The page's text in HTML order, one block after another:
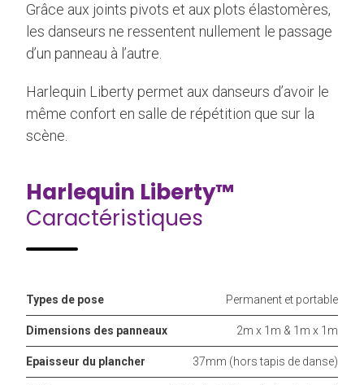
Grâce aux joints pivots et aux plots élastomères,
les danseurs ne ressentent nullement le passage
d’un panneau à l’autre.
Harlequin Liberty permet aux danseurs d’avoir le
même confort en salle de répétition que sur la
scène.
Harlequin Liberty™
Caractéristiques
Types de pose Permanent et portable
Dimensions des panneaux 2m x 1m & 1m x 1m
Epaisseur du plancher 37mm (hors tapis de danse)